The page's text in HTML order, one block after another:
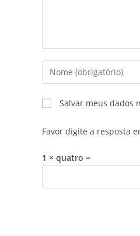
Salvar meus dados
Favor digite a resposta
1 × quatro =